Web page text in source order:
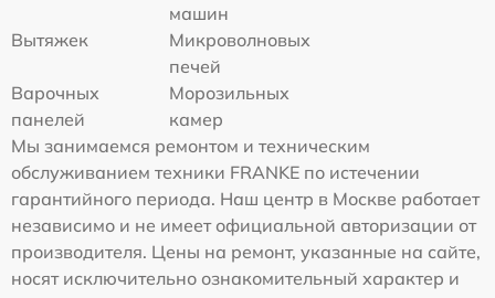
машин
Вытяжек
Микроволновых
печей
Варочных
панелей
Морозильных
камер
Мы занимаемся ремонтом и техническим
обслуживанием техники FRANKE по истечении
гарантийного периода. Наш центр в Москве работает
независимо и не имеет официальной авторизации от
производителя. Цены на ремонт, указанные на сайте,
носят исключительно ознакомительный характер и